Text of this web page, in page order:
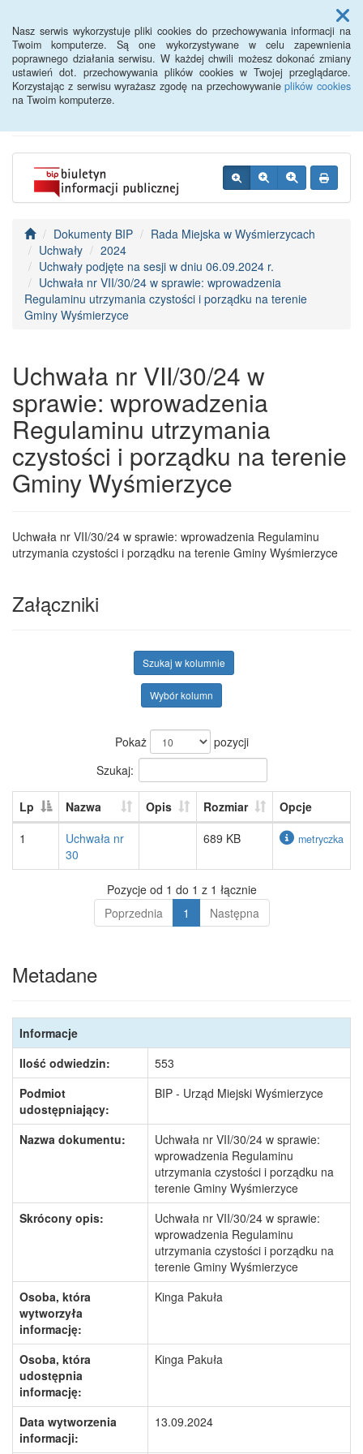
Nasz serwis wykorzystuje pliki cookies do przechowywania informacji na
Twoim komputerze. Są one wykorzystywane w celu zapewnienia
poprawnego działania serwisu. W każdej chwili możesz dokonać zmiany
ustawień dot. przechowywania plików cookies w Twojej przeglądarce.
Korzystając z serwisu wyrażasz zgodę na przechowywanieplików cookies
na Twoim komputerze.
Menu
BIP - Urząd Miejski
Wyśmierzyce
Dokumenty BIP
Rada Miejska w Wyśmierzycach
Uchwały
2024
Uchwały podjęte na sesji w dniu 06.09.2024 r.
Uchwała nr VII/30/24 w sprawie: wprowadzenia
Regulaminu utrzymania czystości i porządku na terenie
Gminy Wyśmierzyce
Uchwała nr VII/30/24 w
sprawie: wprowadzenia
Regulaminu utrzymania
czystości i porządku na terenie
Gminy Wyśmierzyce
Uchwała nr VII/30/24 w sprawie: wprowadzenia Regulaminu
utrzymania czystości i porządku na terenie Gminy Wyśmierzyce
Załączniki
Szukaj w kolumnie
Wybór kolumn
Pokaż
pozycji
Szukaj:
Lp Nazwa Opis Rozmiar
Opcje
1
Uchwała nr
30
689 KB metryczka
Pozycje od 1 do 1 z 1 łącznie
Poprzednia
1 Następna
Metadane
Informacje
Ilość odwiedzin:
553
Podmiot
udostępniający:
BIP - Urząd Miejski Wyśmierzyce
Nazwa dokumentu:
Uchwała nr VII/30/24 w sprawie:
wprowadzenia Regulaminu
utrzymania czystości i porządku na
terenie Gminy Wyśmierzyce
Skrócony opis:
Uchwała nr VII/30/24 w sprawie:
wprowadzenia Regulaminu
utrzymania czystości i porządku na
terenie Gminy Wyśmierzyce
Osoba, która
wytworzyła
informację:
Kinga Pakuła
Osoba, która
udostępnia
informację:
Kinga Pakuła
Data wytworzenia
informacji:
13.09.2024